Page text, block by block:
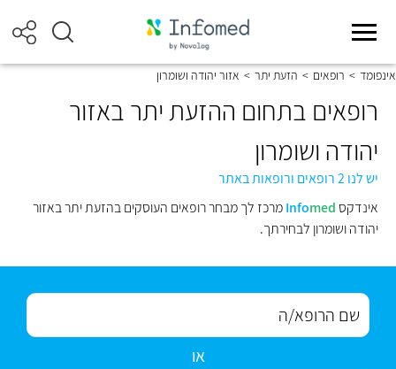
אינפומד > רופאים > הזעת יתר > אזור יהודה ושומרון
רופאים בתחום ההזעת יתר באזור
יהודה ושומרון
יש לנו 2 רופאים ורופאות באתר
אינדקס
Infomed
מרכז לך מבחר רופאים העוסקים בהזעת יתר באזור
יהודה ושומרון לבחירתך.
או